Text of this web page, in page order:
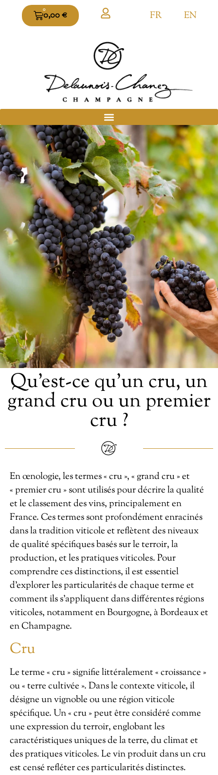
0,00€
0 FR EN
Qu’est-ce qu’un cru, un
grand cru ou un premier
cru ?
En œnologie, les termes « cru », « grand cru » et
« premier cru » sont utilisés pour décrire la qualité
et le classement des vins, principalement en
France. Ces termes sont profondément enracinés
dans la tradition viticole et reflètent des niveaux
de qualité spécifiques basés sur le terroir, la
production, et les pratiques viticoles. Pour
comprendre ces distinctions, il est essentiel
d’explorer les particularités de chaque terme et
comment ils s’appliquent dans différentes régions
viticoles, notamment en Bourgogne, à Bordeaux et
en Champagne.
Cru
Le terme « cru » signifie littéralement « croissance »
ou « terre cultivée ». Dans le contexte viticole, il
désigne un vignoble ou une région viticole
spécifique. Un « cru » peut être considéré comme
une expression du terroir, englobant les
caractéristiques uniques de la terre, du climat et
des pratiques viticoles. Le vin produit dans un cru
est censé refléter ces particularités distinctes.